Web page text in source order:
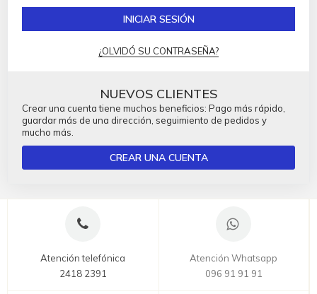
INICIAR SESIÓN
¿OLVIDÓ SU CONTRASEÑA?
NUEVOS CLIENTES
Crear una cuenta tiene muchos beneficios: Pago más rápido,
guardar más de una dirección, seguimiento de pedidos y
mucho más.
CREAR UNA CUENTA
Atención telefónica
2418 2391
Atención Whatsapp
096 91 91 91